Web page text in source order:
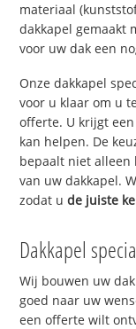
materiaal
dakkapel gemaakt
voor uw dak een
Onze dakkapel
voor u klaar om u
offerte. U krijgt
kan helpen. De
bepaalt niet alleen
van uw dakkapel.
zodat ude juiste
Dakkapel
Wij bouwen uw
goed naar uw
een offerte wilt